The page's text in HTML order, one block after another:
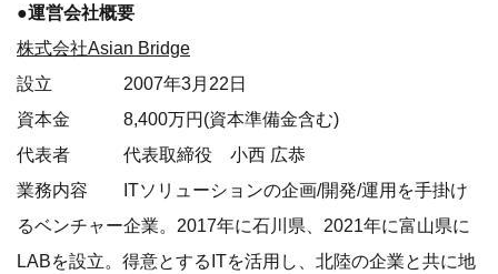
「キャリターン」、ネットショッピングサイト
「NOTOteMA」などを開発・運用。
事業所 東京本社、金沢LAB、富山LAB
従業員数 65名(アルバイト含む)
（2023年3月31日現在）